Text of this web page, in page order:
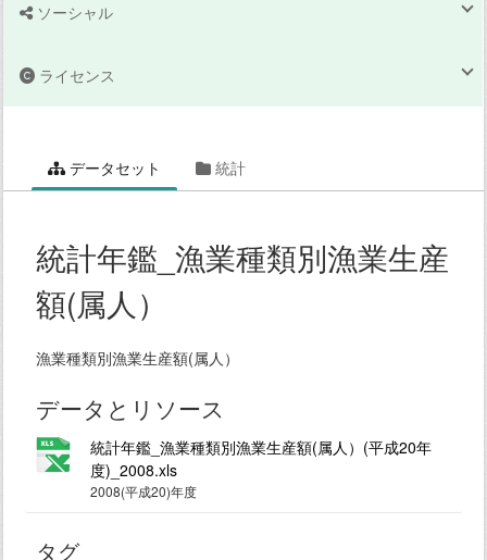
ソーシャル
ライセンス
データセット 統計
統計年鑑_漁業種類別漁業生産
額(属人）
漁業種類別漁業生産額(属人）
データとリソース
統計年鑑_漁業種類別漁業生産額(属人）(平成20年
度)_2008.xls
2008(平成20)年度
タグ